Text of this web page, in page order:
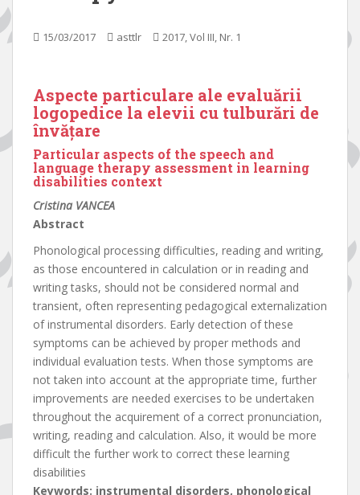
15/03/2017 asttlr 2017, Vol III, Nr. 1
Aspecte particulare ale evaluării
logopedice la elevii cu tulburări de
învăţare
Particular aspects of the speech and
language therapy assessment in learning
disabilities context
Cristina VANCEA
Abstract
Phonological processing difficulties, reading and writing,
as those encountered in calculation or in reading and
writing tasks, should not be considered normal and
transient, often representing pedagogical externalization
of instrumental disorders. Early detection of these
symptoms can be achieved by proper methods and
individual evaluation tests. When those symptoms are
not taken into account at the appropriate time, further
improvements are needed exercises to be undertaken
throughout the acquirement of a correct pronunciation,
writing, reading and calculation. Also, it would be more
difficult the further work to correct these learning
disabilities
Keywords: instrumental disorders, phonological